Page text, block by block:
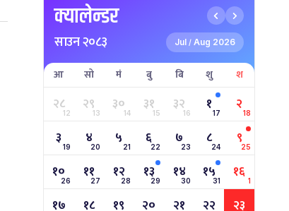
क्यालेन्डर
साउन २०८३ Jul / Aug 2026
आ सो मं बु बि शु श
२८12 २९13 ३०14 ३१15 ३२16 १17 २18
३ 19 ४20 ५ 21 ६22 ७23 ८24 ९25
१०26 ११27 १२28 १३29 १४30 १५31 १६ 1
१७ १८ १९ २० २१ २२ २३